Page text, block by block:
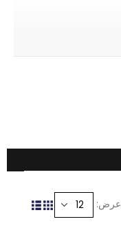
عرض: